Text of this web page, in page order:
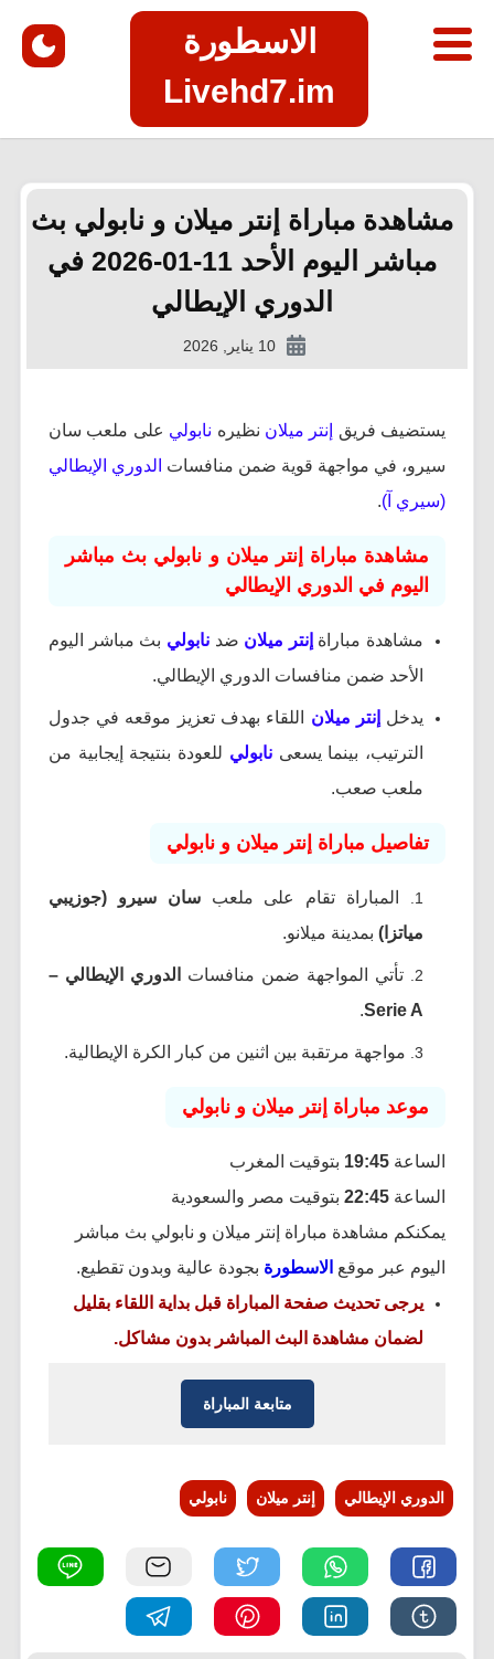
الاسطورة
Livehd7.im
مشاهدة مباراة إنتر ميلان و نابولي بث
مباشر اليوم الأحد 11-01-2026 في
الدوري الإيطالي
10 يناير, 2026
يستضيف فريق إنتر ميلان نظيره نابولي على ملعب سان
سيرو، في مواجهة قوية ضمن منافسات الدوري الإيطالي
(سيري آ).
مشاهدة مباراة إنتر ميلان و نابولي بث مباشر
اليوم في الدوري الإيطالي
مشاهدة مباراة إنتر ميلان ضدنابولي بث مباشر اليوم
الأحد ضمن منافسات الدوري الإيطالي.
يدخل إنتر ميلان اللقاء بهدف تعزيز موقعه في جدول
الترتيب، بينما يسعىنابولي للعودة بنتيجة إيجابية من
ملعب صعب.
تفاصيل مباراة إنتر ميلان و نابولي
المباراة تقام على ملعبسان سيرو (جوزيبي
مياتزا)بمدينة ميلانو.
تأتي المواجهة ضمن منافسات
الدوري الإيطالي –
Serie A
.
مواجهة مرتقبة بين اثنين من كبار الكرة الإيطالية.
موعد مباراة إنتر ميلان و نابولي
الساعة 19:45 بتوقيت المغرب
الساعة 22:45بتوقيت مصر والسعودية
يمكنكم مشاهدة مباراة إنتر ميلان و نابولي بث مباشر
اليوم عبر موقع الاسطورة بجودة عالية وبدون تقطيع.
يرجى تحديث صفحة المباراة قبل بداية اللقاء بقليل
لضمان مشاهدة البث المباشر بدون مشاكل.
متابعة المباراة
الدوري الإيطالي إنتر ميلان نابولي